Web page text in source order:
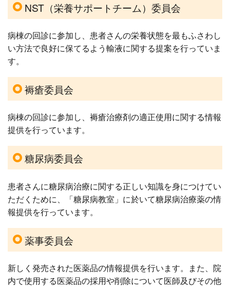
NST（栄養サポートチーム）委員会
病棟の回診に参加し、患者さんの栄養状態を最もふさわし
い方法で良好に保てるよう輸液に関する提案を行っていま
す。
褥瘡委員会
病棟の回診に参加し、褥瘡治療剤の適正使用に関する情報
提供を行っています。
糖尿病委員会
患者さんに糖尿病治療に関する正しい知識を身につけてい
ただくために、「糖尿病教室」に於いて糖尿病治療薬の情
報提供を行っています。
薬事委員会
新しく発売された医薬品の情報提供を行います。また、院
内で使用する医薬品の採用や削除について医師及びその他